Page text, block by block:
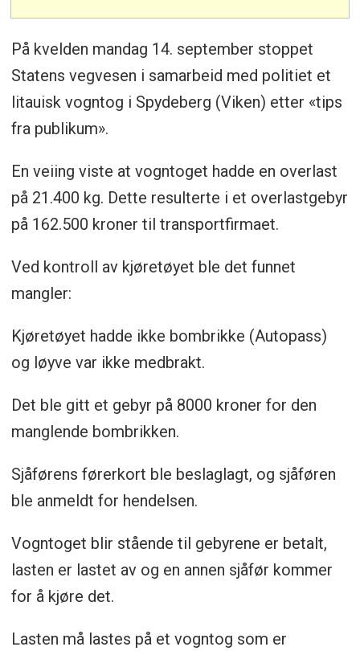
På kvelden mandag 14. september stoppet
Statens vegvesen i samarbeid med politiet et
litauisk vogntog i Spydeberg (Viken) etter «tips
fra publikum».
En veiing viste at vogntoget hadde en overlast
på 21.400 kg. Dette resulterte i et overlastgebyr
på 162.500 kroner til transportfirmaet.
Ved kontroll av kjøretøyet ble det funnet
mangler:
Kjøretøyet hadde ikke bombrikke (Autopass)
og løyve var ikke medbrakt.
Det ble gitt et gebyr på 8000 kroner for den
manglende bombrikken.
Sjåførens førerkort ble beslaglagt, og sjåføren
ble anmeldt for hendelsen.
Vogntoget blir stående til gebyrene er betalt,
lasten er lastet av og en annen sjåfør kommer
for å kjøre det.
Lasten må lastes på et vogntog som er